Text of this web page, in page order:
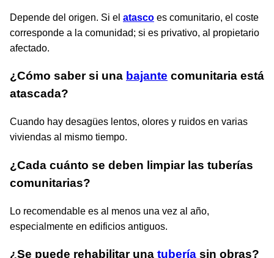
Depende del origen. Si el atasco es comunitario, el coste
corresponde a la comunidad; si es privativo, al propietario
afectado.
¿Cómo saber si una bajante comunitaria está
atascada?
Cuando hay desagües lentos, olores y ruidos en varias
viviendas al mismo tiempo.
¿Cada cuánto se deben limpiar las tuberías
comunitarias?
Lo recomendable es al menos una vez al año,
especialmente en edificios antiguos.
¿Se puede rehabilitar una tubería sin obras?